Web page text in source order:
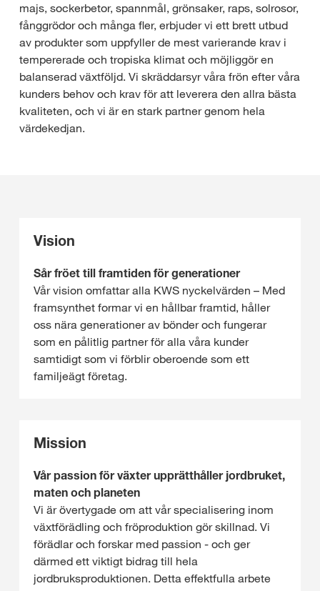
majs, sockerbetor, spannmål, grönsaker, raps, solrosor,
fånggrödor och många fler, erbjuder vi ett brett utbud
av produkter som uppfyller de mest varierande krav i
tempererade och tropiska klimat och möjliggör en
balanserad växtföljd. Vi skräddarsyr våra frön efter våra
kunders behov och krav för att leverera den allra bästa
kvaliteten, och vi är en stark partner genom hela
värdekedjan.
Vision
Sår fröet till framtiden för generationer
Vår vision omfattar alla KWS nyckelvärden – Med
framsynthet formar vi en hållbar framtid, håller
oss nära generationer av bönder och fungerar
som en pålitlig partner för alla våra kunder
samtidigt som vi förblir oberoende som ett
familjeägt företag.
Mission
Vår passion för växter upprätthåller jordbruket,
maten och planeten
Vi är övertygade om att vår specialisering inom
växtförädling och fröproduktion gör skillnad. Vi
förädlar och forskar med passion - och ger
därmed ett viktigt bidrag till hela
jordbruksproduktionen. Detta effektfulla arbete